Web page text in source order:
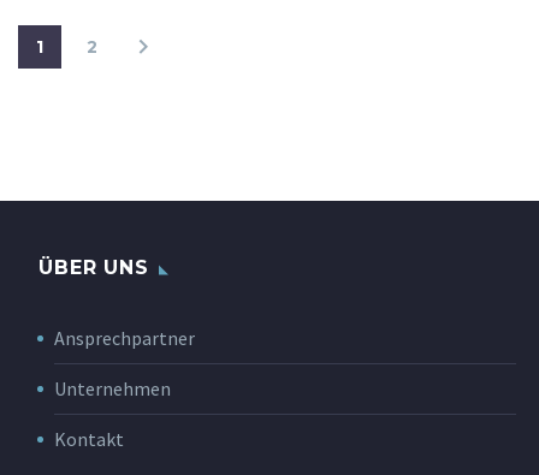
1 2
ÜBER UNS
Ansprechpartner
Unternehmen
Kontakt